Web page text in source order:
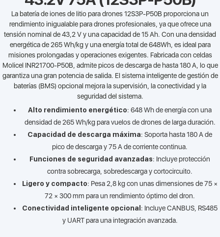
La batería de iones de litio para drones 12S3P-P50B proporciona un
rendimiento inigualable para drones profesionales, ya que ofrece una
tensión nominal de 43,2 V y una capacidad de 15 Ah. Con una densidad
energética de 265 Wh/kg y una energía total de 648Wh, es ideal para
misiones prolongadas y operaciones exigentes. Fabricada con celdas
Molicel INR21700-P50B, admite picos de descarga de hasta 180 A, lo que
garantiza una gran potencia de salida. El sistema inteligente de gestión de
baterías (BMS) opcional mejora la supervisión, la conectividad y la
seguridad del sistema.
Alto rendimiento energético: 648 Wh de energía con una
densidad de 265 Wh/kg para vuelos de drones de larga duración.
Capacidad de descarga máxima: Soporta hasta 180 A de
pico de descarga y 75 A de corriente continua.
Funciones de seguridad avanzadas: Incluye protección
contra sobrecarga, sobredescarga y cortocircuito.
Ligero y compacto: Pesa 2,8 kg con unas dimensiones de 75 ×
72 × 300 mm para un rendimiento óptimo del dron.
Conectividad inteligente opcional : Incluye CANBUS, RS485
y UART para una integración avanzada.